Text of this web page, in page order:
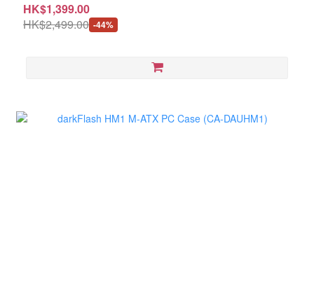
HK$1,399.00
HK$2,499.00 -44%